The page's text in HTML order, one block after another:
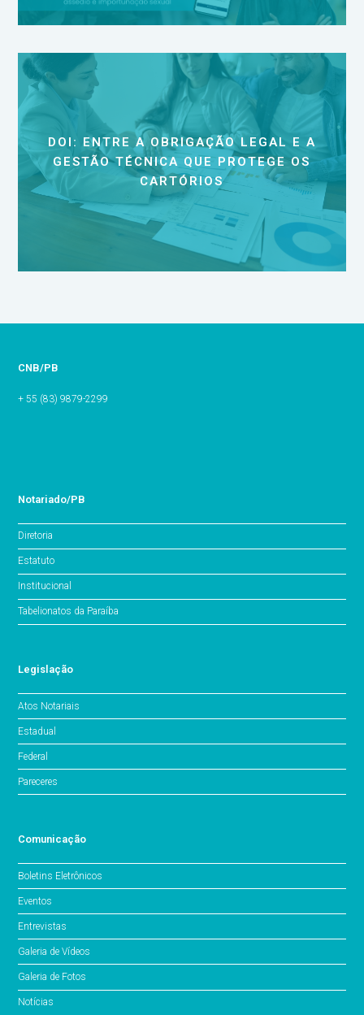
DOI: ENTRE A OBRIGAÇÃO LEGAL E A
GESTÃO TÉCNICA QUE PROTEGE OS
CARTÓRIOS
CNB/PB
+ 55 (83) 9879-2299
Notariado/PB
Diretoria
Estatuto
Institucional
Tabelionatos da Paraíba
Legislação
Atos Notariais
Estadual
Federal
Pareceres
Comunicação
Boletins Eletrônicos
Eventos
Entrevistas
Galeria de Vídeos
Galeria de Fotos
Notícias